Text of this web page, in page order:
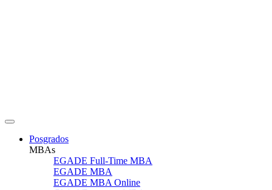
Posgrados
MBAs
EGADE Full-Time MBA
EGADE MBA
EGADE MBA Online